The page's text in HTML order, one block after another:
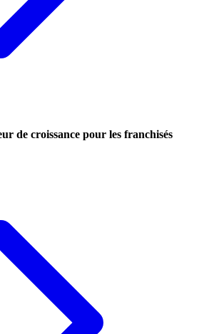
de croissance pour les franchisés